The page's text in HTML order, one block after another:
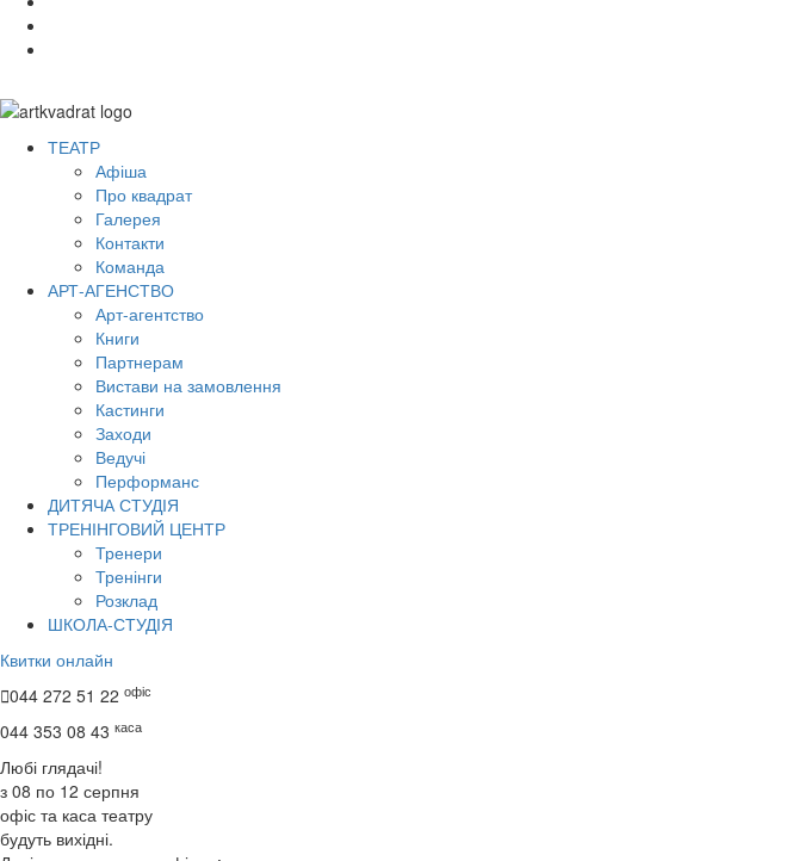
ТЕАТР
Афіша
Про квадрат
Галерея
Контакти
Команда
АРТ-АГЕНСТВО
Арт-агентство
Книги
Партнерам
Вистави на замовлення
Кастинги
Заходи
Ведучі
Перформанс
ДИТЯЧА СТУДІЯ
ТРЕНІНГОВИЙ ЦЕНТР
Тренери
Тренінги
Розклад
ШКОЛА-СТУДІЯ
Квитки онлайн
044 272 51 22 офіс
044 353 08 43 каса
Любі глядачі!
з 08 по 12 серпня
офіс та каса театру
будуть вихідні.